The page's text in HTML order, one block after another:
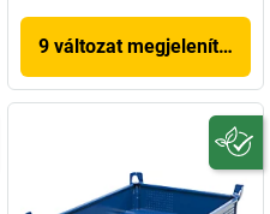
9 változat megjelenítése